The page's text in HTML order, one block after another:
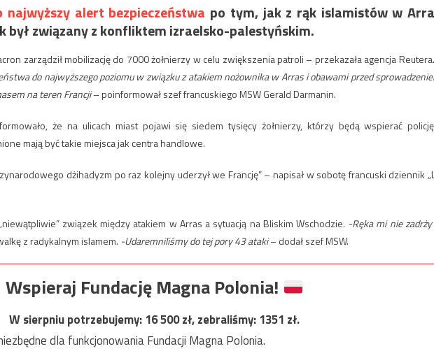
najwyższy alert bezpieczeństwa po tym, jak z rąk islamistów w
był związany z konfliktem izraelsko-palestyńskim.
zarządził mobilizację do 7000 żołnierzy w celu zwiększenia patroli – przekazała agencja Reutera.
do najwyższego poziomu w związku z atakiem nożownika w Arras i obawami przed
na teren Francji– poinformował szef francuskiego MSW Gerald Darmanin.
że na ulicach miast pojawi się siedem tysięcy żołnierzy, którzy będą wspierać
mają być takie miejsca jak centra handlowe.
dżihadyzm po raz kolejny uderzył we Francję” – napisał w sobotę francuski dziennik
związek między atakiem w Arras a sytuacją na Bliskim Wschodzie. -Ręka mi nie zadrży
z radykalnym islamem. -Udaremniliśmy do tej pory 43 ataki– dodał szef MSW.
Wspieraj Fundację Magna Polonia!
W sierpniu potrzebujemy:16 500zł, zebraliśmy:1351 zł.
dla funkcjonowania Fundacji Magna Polonia.